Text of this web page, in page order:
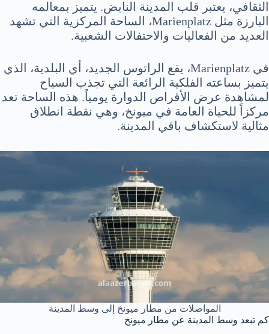
الثقافي، يعتبر قلب المدينة النابض. يتميز بمعالمه
البارزة مثل Marienplatz، الساحة المركزية التي تشهد
العديد من الفعاليات والاحتفالات الشعبية.
في Marienplatz، يقع الراتوس الجديد، أي البلدية، الذي
يتميز بساعته الفلكية الرائعة التي تجذب السياح
لمشاهدة عرض الأقراص الدوارة يومياً. هذه الساحة تعد
مركزاً للحياة العامة في ميونخ، وهي نقطة انطلاق
مثالية لاستكشاف باقي المدينة.
المواصلات من مطار ميونخ إلى وسط المدينة
كم تبعد وسط المدينة عن مطار ميونخ